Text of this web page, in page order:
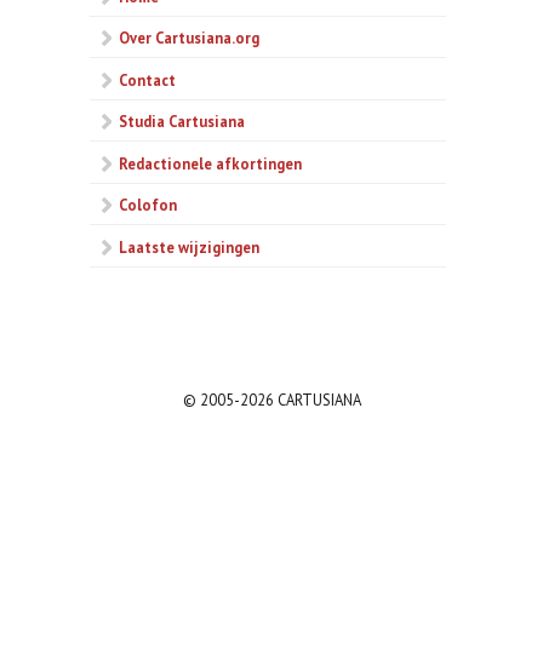
Over Cartusiana.org
Contact
Studia Cartusiana
Redactionele afkortingen
Colofon
Laatste wijzigingen
© 2005-2026 CARTUSIANA